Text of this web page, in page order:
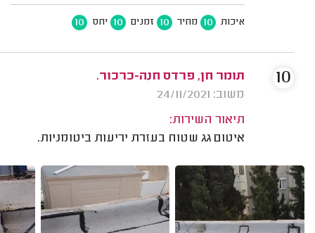
איכות 10 מחיר 10 זמנים 10 יחס 10
תומר חן, פרדס חנה-כרכור.
משוב: 24/11/2021
תיאור השירות:
איטום גג שטוח בעזרת יריעות ביטומניות.
10